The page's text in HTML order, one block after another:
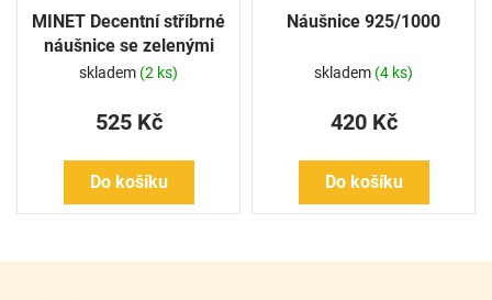
MINET Decentní stříbrné
náušnice se zelenými
zirkony
skladem (2 ks)
525 Kč
Do košíku
Náušnice 925/1000
skladem (4 ks)
420 Kč
Do košíku